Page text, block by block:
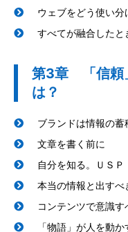
ウェブをどう使い分
すべてが融合したと
第3章 「信頼
は？
ブランドは情報の蓄
文章を書く前に
自分を知る。ＵＳ
本当の情報と出す
コンテンツで意識す
「物語」が人を動か